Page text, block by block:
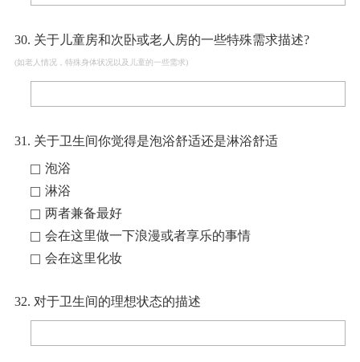
30. 关于儿童房和次卧或老人房的一些特殊需求描述?
(如老人情况，特殊身体状况以及儿童的一些需求)
31. 关于卫生间你觉得是泡浴舒适还是淋浴舒适
泡浴
淋浴
两者兼备最好
会在这里做一下浪漫或者享乐的事情
会在这里化妆
32. 对于卫生间的理想状态的描述